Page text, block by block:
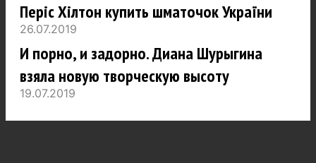
Періс Хілтон купить шматочок України
26.07.2019
И порно, и задорно. Диана Шурыгина
взяла новую творческую высоту
19.07.2019